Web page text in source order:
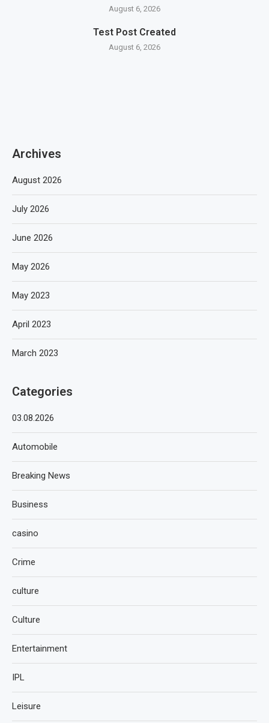
August 6, 2026
Test Post Created
August 6, 2026
Archives
August 2026
July 2026
June 2026
May 2026
May 2023
April 2023
March 2023
Categories
03.08.2026
Automobile
Breaking News
Business
casino
Crime
culture
Culture
Entertainment
IPL
Leisure